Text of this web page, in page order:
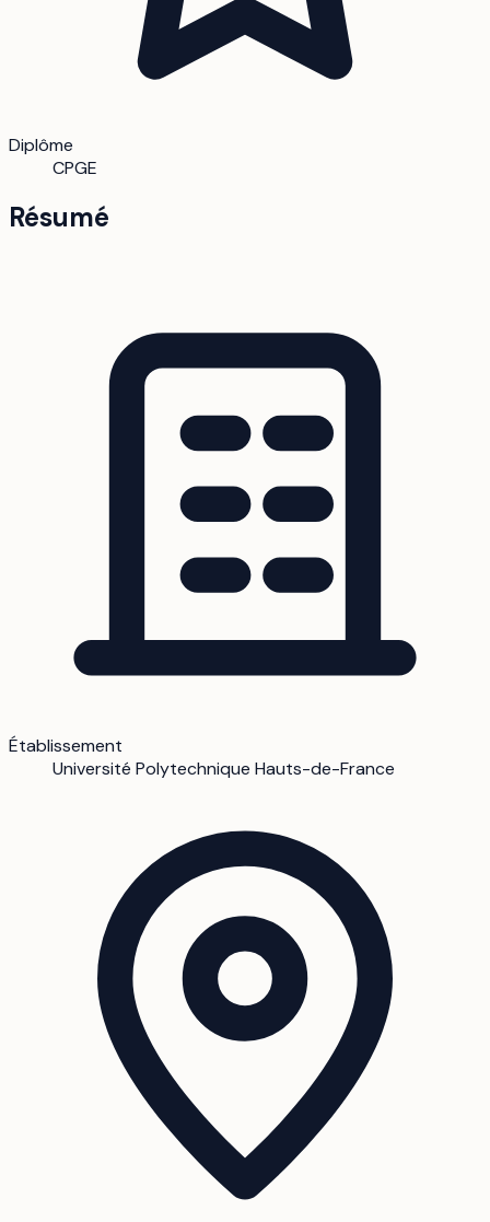
Diplôme
CPGE
Résumé
Établissement
Université Polytechnique Hauts-de-France